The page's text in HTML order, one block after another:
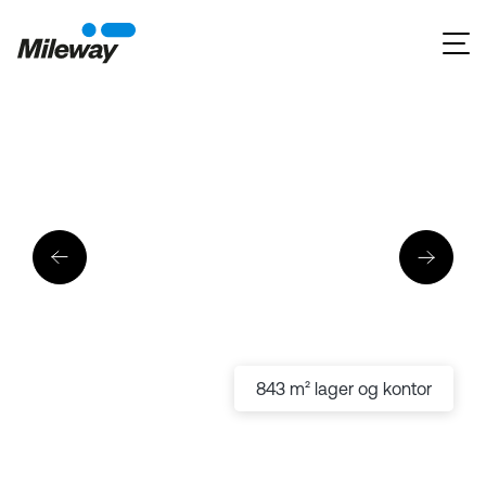
843 m² lager og kontor